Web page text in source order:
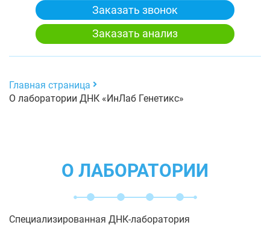
Заказать звонок
Заказать анализ
Главная страница
О лаборатории ДНК «ИнЛаб Генетикс»
О ЛАБОРАТОРИИ
Специализированная ДНК-лаборатория